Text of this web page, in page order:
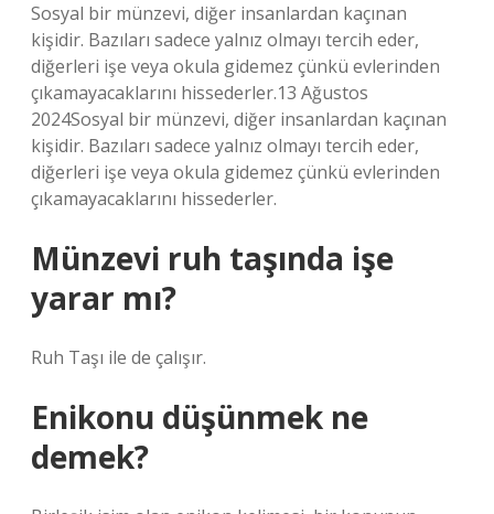
Sosyal bir münzevi, diğer insanlardan kaçınan
kişidir. Bazıları sadece yalnız olmayı tercih eder,
diğerleri işe veya okula gidemez çünkü evlerinden
çıkamayacaklarını hissederler.13 Ağustos
2024Sosyal bir münzevi, diğer insanlardan kaçınan
kişidir. Bazıları sadece yalnız olmayı tercih eder,
diğerleri işe veya okula gidemez çünkü evlerinden
çıkamayacaklarını hissederler.
Münzevi ruh taşında işe
yarar mı?
Ruh Taşı ile de çalışır.
Enikonu düşünmek ne
demek?